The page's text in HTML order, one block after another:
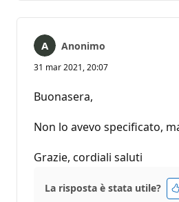
Anonimo
31 mar 2021, 20:07
Buonasera,
Non lo avevo specificato,
Grazie, cordiali saluti
La risposta è stata utile?